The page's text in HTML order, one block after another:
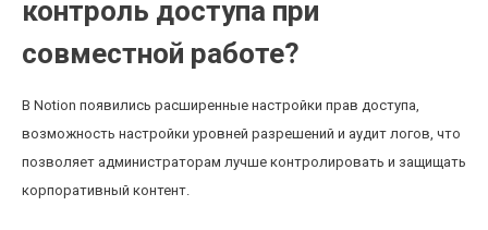
контроль доступа при
совместной работе?
В Notion появились расширенные настройки прав доступа,
возможность настройки уровней разрешений и аудит логов, что
позволяет администраторам лучше контролировать и защищать
корпоративный контент.